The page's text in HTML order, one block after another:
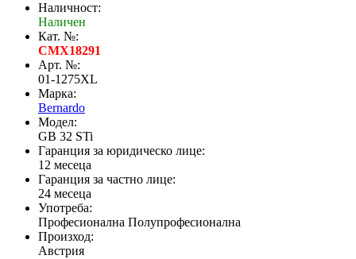
Наличност:
Наличен
Кат. №:
CMX18291
Арт. №:
01-1275XL
Марка:
Bernardo
Модел:
GB 32 STi
Гаранция за юридическо лице:
12 месеца
Гаранция за частно лице:
24 месеца
Употреба:
Професионална Полупрофесионална
Произход:
Австрия